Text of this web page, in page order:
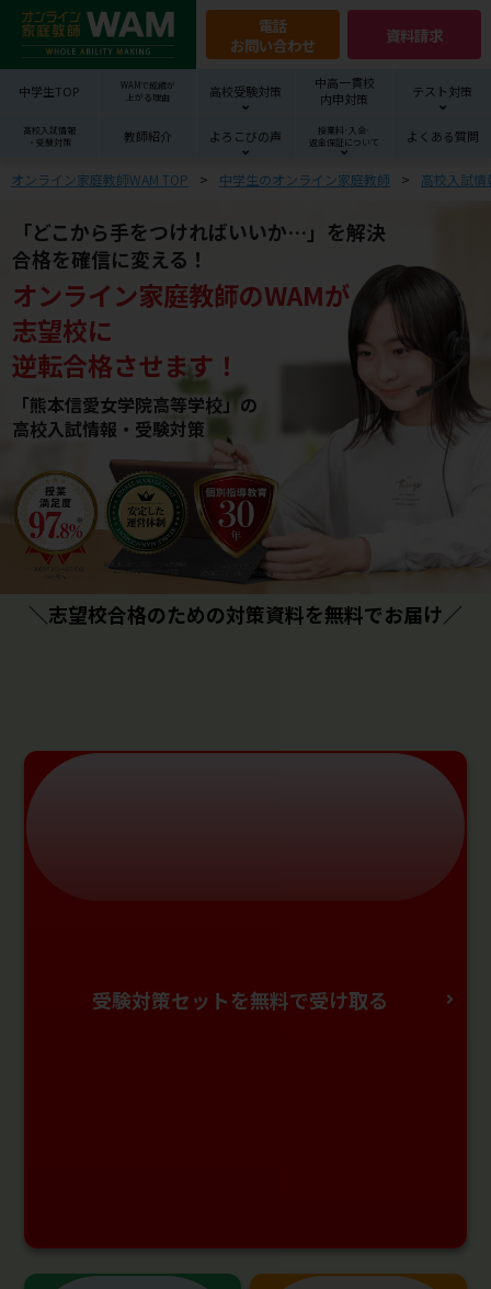
電話
お問い合わせ
資料請求
中学生TOP
WAMで成績が
上がる理由
高校受験対策
中高一貫校
内申対策
テスト対策
高校入試情報
・受験対策
教師紹介 よろこびの声
授業料･入会･
返金保証について
よくある質問
オンライン家庭教師WAM TOP 中学生のオンライン家庭教師 高校入試
「どこから手をつければいいか…」を解決
合格を確信に変える！
オンライン家庭教師のWAMが
志望校に
逆転合格させます！
「熊本信愛女学院高等学校」の
高校入試情報・受験対策
＼志望校合格のための対策資料を無料でお届け／
受験対策セットを無料で受け取る